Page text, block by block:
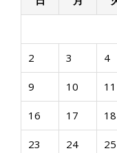
ン
2 3 4
9 10 11
16 17 18
23 24 25